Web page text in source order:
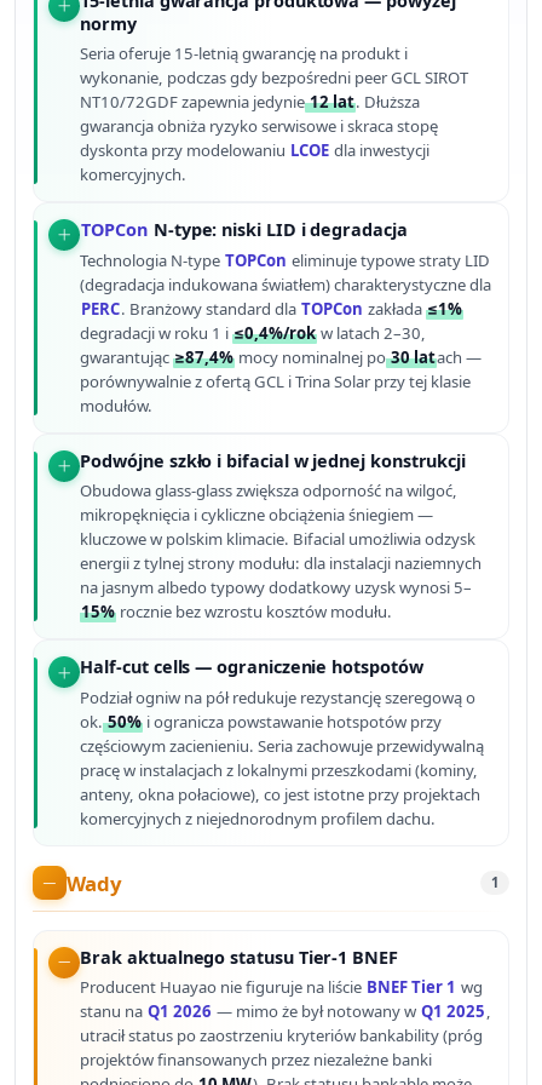
normy
Seria oferuje 15-letnią gwarancję na produkt i
wykonanie, podczas gdy bezpośredni peer GCL SIROT
NT10/72GDF zapewnia jedynie12 lat. Dłuższa
gwarancja obniża ryzyko serwisowe i skraca stopę
dyskonta przy modelowaniu LCOE dla inwestycji
komercyjnych.
TOPCon N-type: niski LID i degradacja
Technologia N-type TOPCon eliminuje typowe straty LID
(degradacja indukowana światłem) charakterystyczne dla
PERC. Branżowy standard dla TOPCon zakłada≤1%
degradacji w roku 1 i≤0,4%/rok w latach 2–30,
gwarantując≥87,4% mocy nominalnej po30 latach —
porównywalnie z ofertą GCL i Trina Solar przy tej klasie
modułów.
Podwójne szkło i bifacial w jednej konstrukcji
Obudowa glass-glass zwiększa odporność na wilgoć,
mikropęknięcia i cykliczne obciążenia śniegiem —
kluczowe w polskim klimacie. Bifacial umożliwia odzysk
energii z tylnej strony modułu: dla instalacji naziemnych
na jasnym albedo typowy dodatkowy uzysk wynosi 5–
15% rocznie bez wzrostu kosztów modułu.
Half-cut cells — ograniczenie hotspotów
Podział ogniw na pół redukuje rezystancję szeregową o
ok.50% i ogranicza powstawanie hotspotów przy
częściowym zacienieniu. Seria zachowuje przewidywalną
pracę w instalacjach z lokalnymi przeszkodami (kominy,
anteny, okna połaciowe), co jest istotne przy projektach
komercyjnych z niejednorodnym profilem dachu.
Wady 1
Brak aktualnego statusu Tier-1 BNEF
Producent Huayao nie figuruje na liście BNEF Tier 1 wg
stanu na Q1 2026 — mimo że był notowany w Q1 2025,
utracił status po zaostrzeniu kryteriów bankability (próg
projektów finansowanych przez niezależne banki